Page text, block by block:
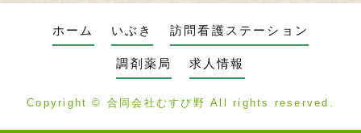
ホーム いぶき 訪問看護ステーション
調剤薬局 求人情報
Copyright © 合同会社むすび野 All rights reserved.